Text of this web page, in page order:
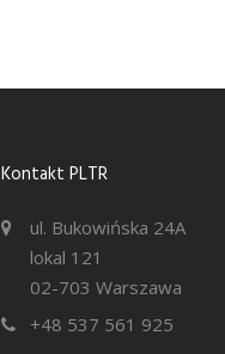
Kontakt PLTR
ul. Bukowińska 24A
lokal 121
02-703 Warszawa
+48 537 561 925